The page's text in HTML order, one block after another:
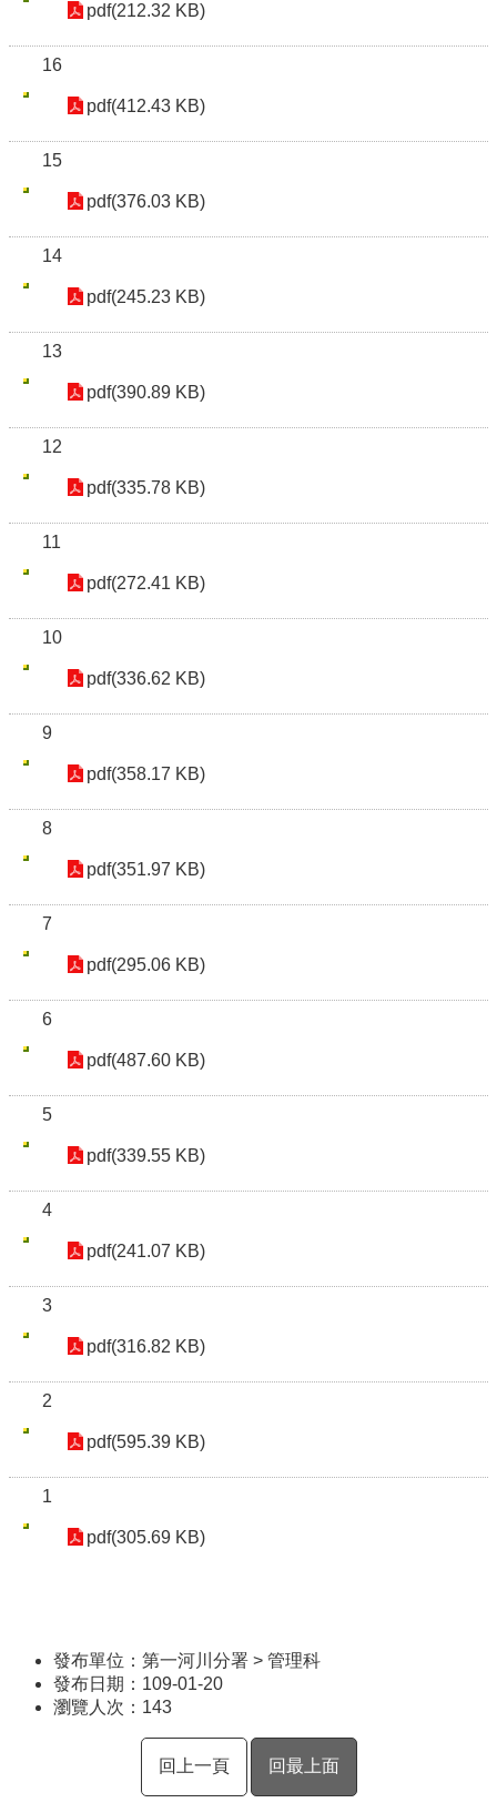
pdf(212.32 KB)
16
pdf(412.43 KB)
15
pdf(376.03 KB)
14
pdf(245.23 KB)
13
pdf(390.89 KB)
12
pdf(335.78 KB)
11
pdf(272.41 KB)
10
pdf(336.62 KB)
9
pdf(358.17 KB)
8
pdf(351.97 KB)
7
pdf(295.06 KB)
6
pdf(487.60 KB)
5
pdf(339.55 KB)
4
pdf(241.07 KB)
3
pdf(316.82 KB)
2
pdf(595.39 KB)
1
pdf(305.69 KB)
發布單位：第一河川分署 > 管理科
發布日期：109-01-20
瀏覽人次： 143
回上一頁 回最上面